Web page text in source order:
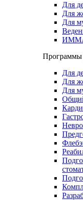
Для
Для
Для
Программы
Для
Для
Для